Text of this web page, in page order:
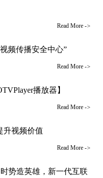
Read More ->
频传播安全中心”
Read More ->
播放器】
Read More ->
升视频价值
Read More ->
势造英雄，新一代互联